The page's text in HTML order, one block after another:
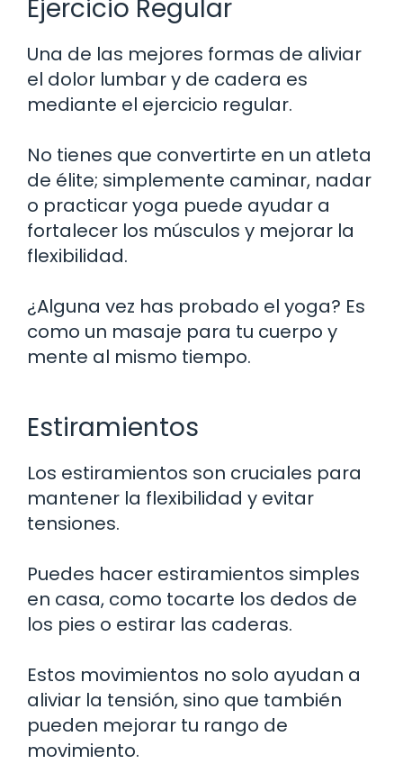
Ejercicio Regular
Una de las mejores formas de aliviar
el dolor lumbar y de cadera es
mediante el ejercicio regular.
No tienes que convertirte en un atleta
de élite; simplemente caminar, nadar
o practicar yoga puede ayudar a
fortalecer los músculos y mejorar la
flexibilidad.
¿Alguna vez has probado el yoga? Es
como un masaje para tu cuerpo y
mente al mismo tiempo.
Estiramientos
Los estiramientos son cruciales para
mantener la flexibilidad y evitar
tensiones.
Puedes hacer estiramientos simples
en casa, como tocarte los dedos de
los pies o estirar las caderas.
Estos movimientos no solo ayudan a
aliviar la tensión, sino que también
pueden mejorar tu rango de
movimiento.